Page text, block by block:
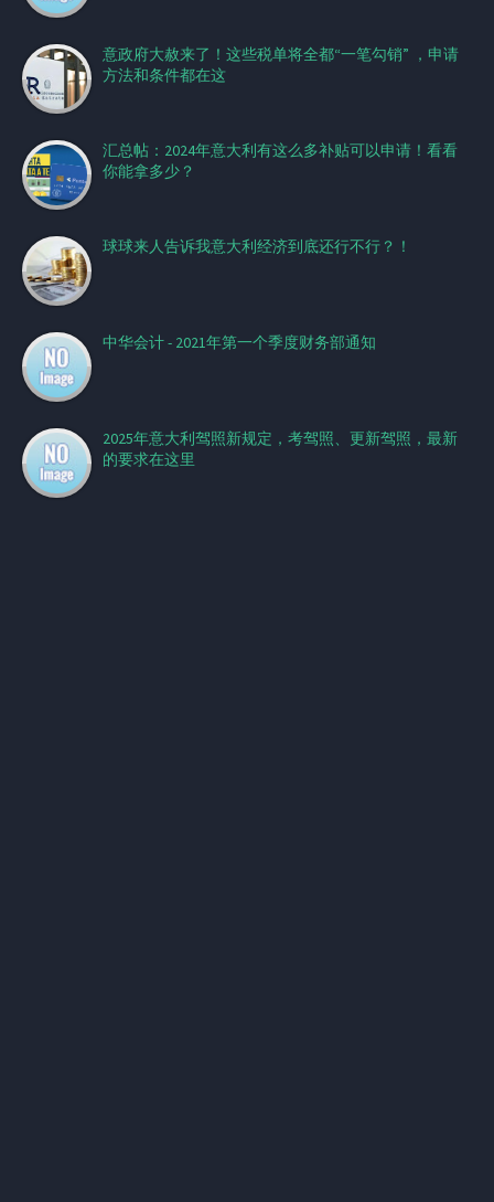
意政府大赦来了！这些税单将全都“一笔勾销” ，申请
方法和条件都在这
汇总帖：2024年意大利有这么多补贴可以申请！看看
你能拿多少？
球球来人告诉我意大利经济到底还行不行？！
中华会计 - 2021年第一个季度财务部通知
2025年意大利驾照新规定，考驾照、更新驾照，最新
的要求在这里